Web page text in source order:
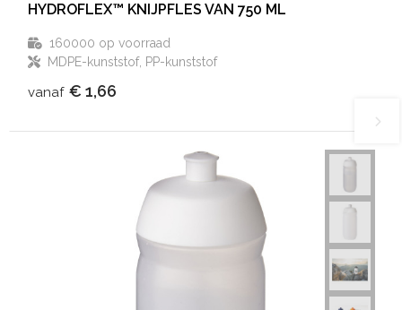
HYDROFLEX™ KNIJPFLES VAN 750 ML
160000 op voorraad
MDPE-kunststof, PP-kunststof
vanaf € 1,66